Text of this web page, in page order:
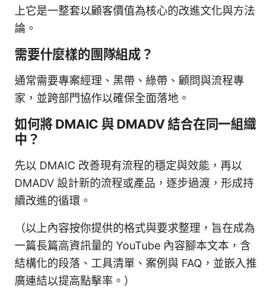
上它是一整套以顧客價值為核心的改進文化與方法
論。
需要什麼樣的團隊組成？
通常需要專案經理、黑帶、綠帶、顧問與流程專
家，並跨部門協作以確保全面落地。
如何將 DMAIC 與 DMADV 結合在同一組織
中？
先以 DMAIC 改善現有流程的穩定與效能，再以
DMADV 設計新的流程或產品，逐步過渡，形成持
續改進的循環。
（以上內容按你提供的格式與要求整理，旨在成為
一篇長篇高資訊量的 YouTube 內容腳本文本，含
結構化的段落、工具清單、案例與 FAQ，並嵌入推
廣連結以提高點擊率。）